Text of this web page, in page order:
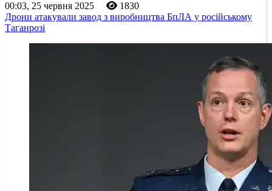
00:03, 25 червня 2025
1830
Дрони атакували завод з виробництва БпЛА у російському
Таганрозі